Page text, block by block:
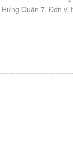
Hưng Quận 7. Đơn vị